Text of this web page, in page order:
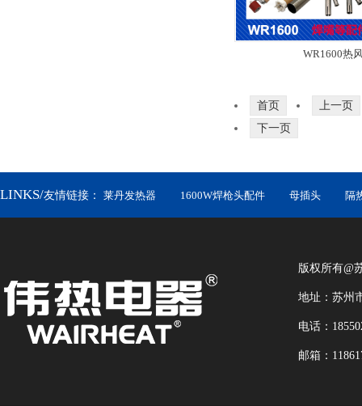
WR1600热
首页
上一页
下一页
LINKS/友情链接： 莱丹发热器 1600W焊枪头配件 母插头 隔
版权所有@
地址：苏州
电话：
邮箱：